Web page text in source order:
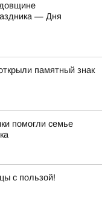
— Дня
памятный знак
помогли семье
с пользой!